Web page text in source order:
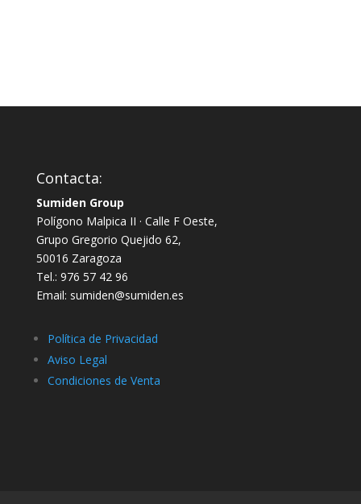
Contacta:
Sumiden Group
Polígono Malpica II · Calle F Oeste,
Grupo Gregorio Quejido 62,
50016 Zaragoza
Tel.: 976 57 42 96
Email: sumiden@sumiden.es
Política de Privacidad
Aviso Legal
Condiciones de Venta